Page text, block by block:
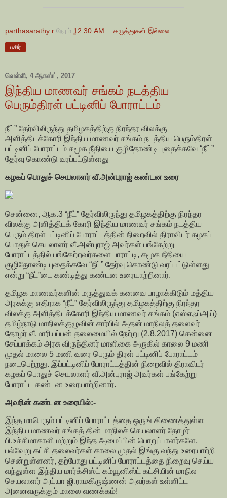
parthasarathy r நேரம் 12:30 AM கருத்துகள் இல்லை:
பகிர்
வெள்ளி, 4 ஆகஸ்ட், 2017
இந்திய மாணவர் சங்கம் நடத்திய
பெரும்திரள் பட்டினிப் போராட்டம்
நீட்” தேர்விலிருந்து தமிழகத்திற்கு நிரந்தர விலக்கு
அளித்திடக்கோரி இந்திய மாணவர் சங்கம் நடத்திய பெரும்திரள்
பட்டினிப் போராட்டம் சமூக நீதியை குழிதோண்டி புதைக்கவே “நீட்”
தேர்வு கொண்டு வரப்பட்டுள்ளது
கழகப் பொதுச் செயலாளர் வீ.அன்புராஜ் கண்டன உரை
சென்னை, ஆக.3 “நீட்” தேர்விலிருந்து தமிழகத்திற்கு நிரந்தர
விலக்கு அளித்திடக் கோரி இந்திய மாணவர் சங்கம் நடத்திய
பெரும் திரள் பட்டினிப் போராட்டத்தின் நிறைவில் திராவிடர் கழகப்
பொதுச் செயலாளர் வீ.அன்புராஜ் அவர்கள் பங்கேற்று
போராட்டத்தில் பங்கேற்றவர்களை பாராட்டி, சமூக நீதியை
குழிதோண்டி புதைக்கவே “நீட்” தேர்வு கொண்டு வரப்பட்டுள்ளது
என்று “நீட்”டை கண்டித்து கண்டன உரையாற்றினார்.
தமிழக மாணவர்களின் மருத்துவக் கனவை பாழாக்கிடும் மத்திய
அரசுக்கு எதிராக “நீட்” தேர்விலிருந்து தமிழகத்திற்கு நிரந்தர
விலக்கு அளித்திடக்கோரி இந்திய மாணவர் சங்கம் (எஸ்எஃப்அய்)
தமிழ்நாடு மாநிலக்குழுவின் சார்பில் அதன் மாநிலத் தலைவர்
தோழர் வீ.மாரியப்பன் தலைமையில் நேற்று (2.8.2017) சென்னை
சேப்பாக்கம் அரசு விருந்தினர் மாளிகை அருகில் காலை 9 மணி
முதல் மாலை 5 மணி வரை பெரும் திரள் பட்டினிப் போராட்டம்
நடைபெற்றது. இப்பட்டினிப் போராட்டத்தின் நிறைவில் திராவிடர்
கழகப் பொதுச் செயலாளர் வீ.அன்புராஜ் அவர்கள் பங்கேற்று
போராட்ட கண்டன உரையாற்றினார்.
அவரின் கண்டன உரையில்:-
இந்த மாபெரும் பட்டினிப் போராட்டத்தை ஒருங் கிணைத்துள்ள
இந்திய மாணவர் சங்கத் தின் மாநிலச் செயலாளர் தோழர்
பி.உச்சிமாகாளி மற்றும் இந்த அமைப்பின் பொறுப்பாளர்களே,
பல்வேறு கட்சி தலைவர்கள் காலை முதல் இங்கு வந்து உரையாற்றி
சென்றுள்ளனர், தற்போது பட்டினிப் போராட்டத்தை நிறைவு செய்ய
வந்துள்ள இந்திய மார்க்சிஸ்ட் கம்யூனிஸ்ட் கட்சியின் மாநில
செயலாளர் அய்யா ஜி.ராமகிருஷ்ணன் அவர்கள் உள்ளிட்ட
அனைவருக்கும் மாலை வணக்கம்!